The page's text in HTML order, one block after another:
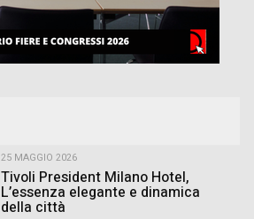
25 MAGGIO 2026
Tivoli President Milano Hotel,
L’essenza elegante e dinamica
della città